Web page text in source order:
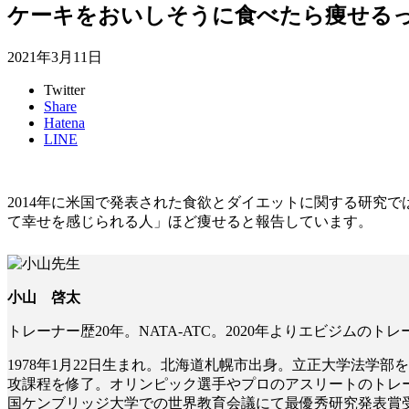
ケーキをおいしそうに食べたら痩せる
2021年3月11日
Twitter
Share
Hatena
LINE
2014年に米国で発表された食欲とダイエットに関する研究
て幸せを感じられる人」ほど痩せる と報告しています。
小山 啓太
トレーナー歴20年。NATA-ATC。2020年よりエビジムのトレ
1978年1月22日生まれ。北海道札幌市出身。立正大学法学
攻課程を修了。オリンピック選手やプロのアスリートのト
国ケンブリッジ大学での世界教育会議にて最優秀研究発表